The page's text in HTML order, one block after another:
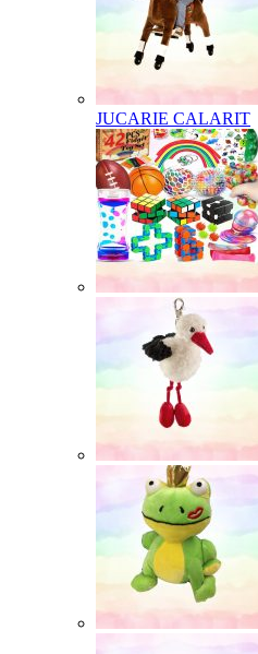
JUCARIE CALARIT